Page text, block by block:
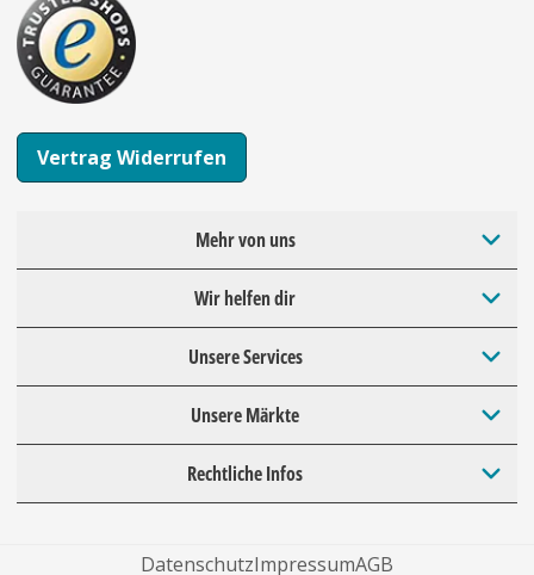
Vertrag Widerrufen
Mehr von uns
Wir helfen dir
Unsere Services
Unsere Märkte
Rechtliche Infos
DatenschutzImpressumAGB